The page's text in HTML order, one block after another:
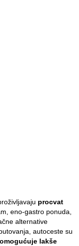
procvat
eno-gastro ponuda,
alternative
autoceste su
omogućuje lakše